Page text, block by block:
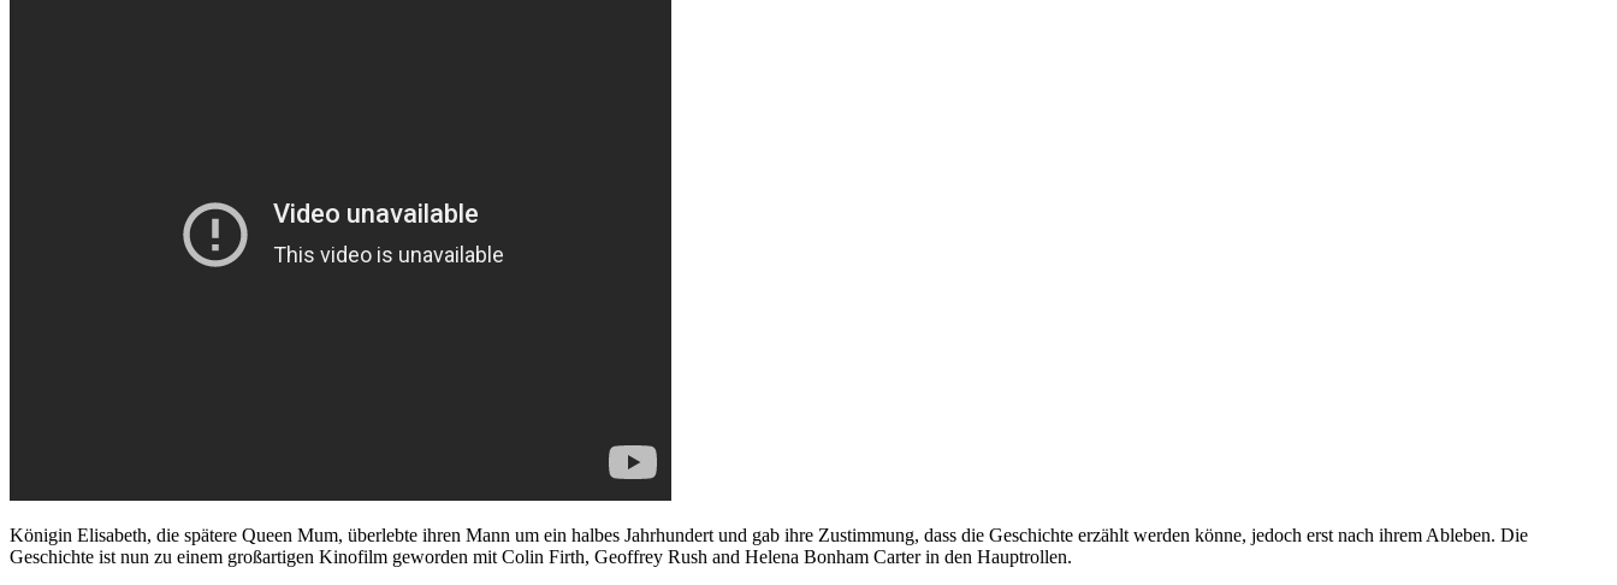
Königin Elisabeth, die spätere Queen Mum, überlebte ihren Mann um ein halbes Jahrhundert und gab ihre Zustimmung, dass die Geschichte erzählt werden könne, jedoch erst nach ihrem Ableben. Die
Geschichte ist nun zu einem großartigen Kinofilm geworden mit Colin Firth, Geoffrey Rush and Helena Bonham Carter in den Hauptrollen.